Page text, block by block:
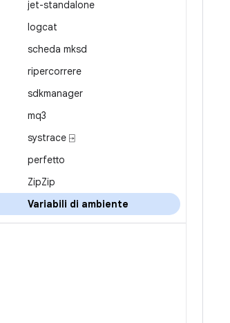
jet-standalone
logcat
scheda mksd
ripercorrere
sdkmanager
mq3
systrace ⍈
perfetto
ZipZip
Variabili di ambiente